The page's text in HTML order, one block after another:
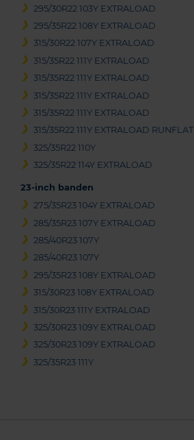
295/30R22 103Y EXTRALOAD
295/35R22 108Y EXTRALOAD
315/30R22 107Y EXTRALOAD
315/35R22 111Y EXTRALOAD
315/35R22 111Y EXTRALOAD
315/35R22 111Y EXTRALOAD
315/35R22 111Y EXTRALOAD
315/35R22 111Y EXTRALOAD RUNFLAT
325/35R22 110Y
325/35R22 114Y EXTRALOAD
23-inch banden
275/35R23 104Y EXTRALOAD
285/35R23 107Y EXTRALOAD
285/40R23 107Y
285/40R23 107Y
295/35R23 108Y EXTRALOAD
315/30R23 108Y EXTRALOAD
315/30R23 111Y EXTRALOAD
325/30R23 109Y EXTRALOAD
325/30R23 109Y EXTRALOAD
325/35R23 111Y